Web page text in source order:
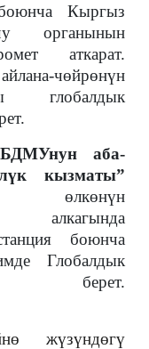
Кыргыз
органынын
аткарат.
чөйрөнүн
глобалдык
аба-
кызматы”
өлкөнүн
алкагында
боюнча
Глобалдык
берет.
жүзүндөгү